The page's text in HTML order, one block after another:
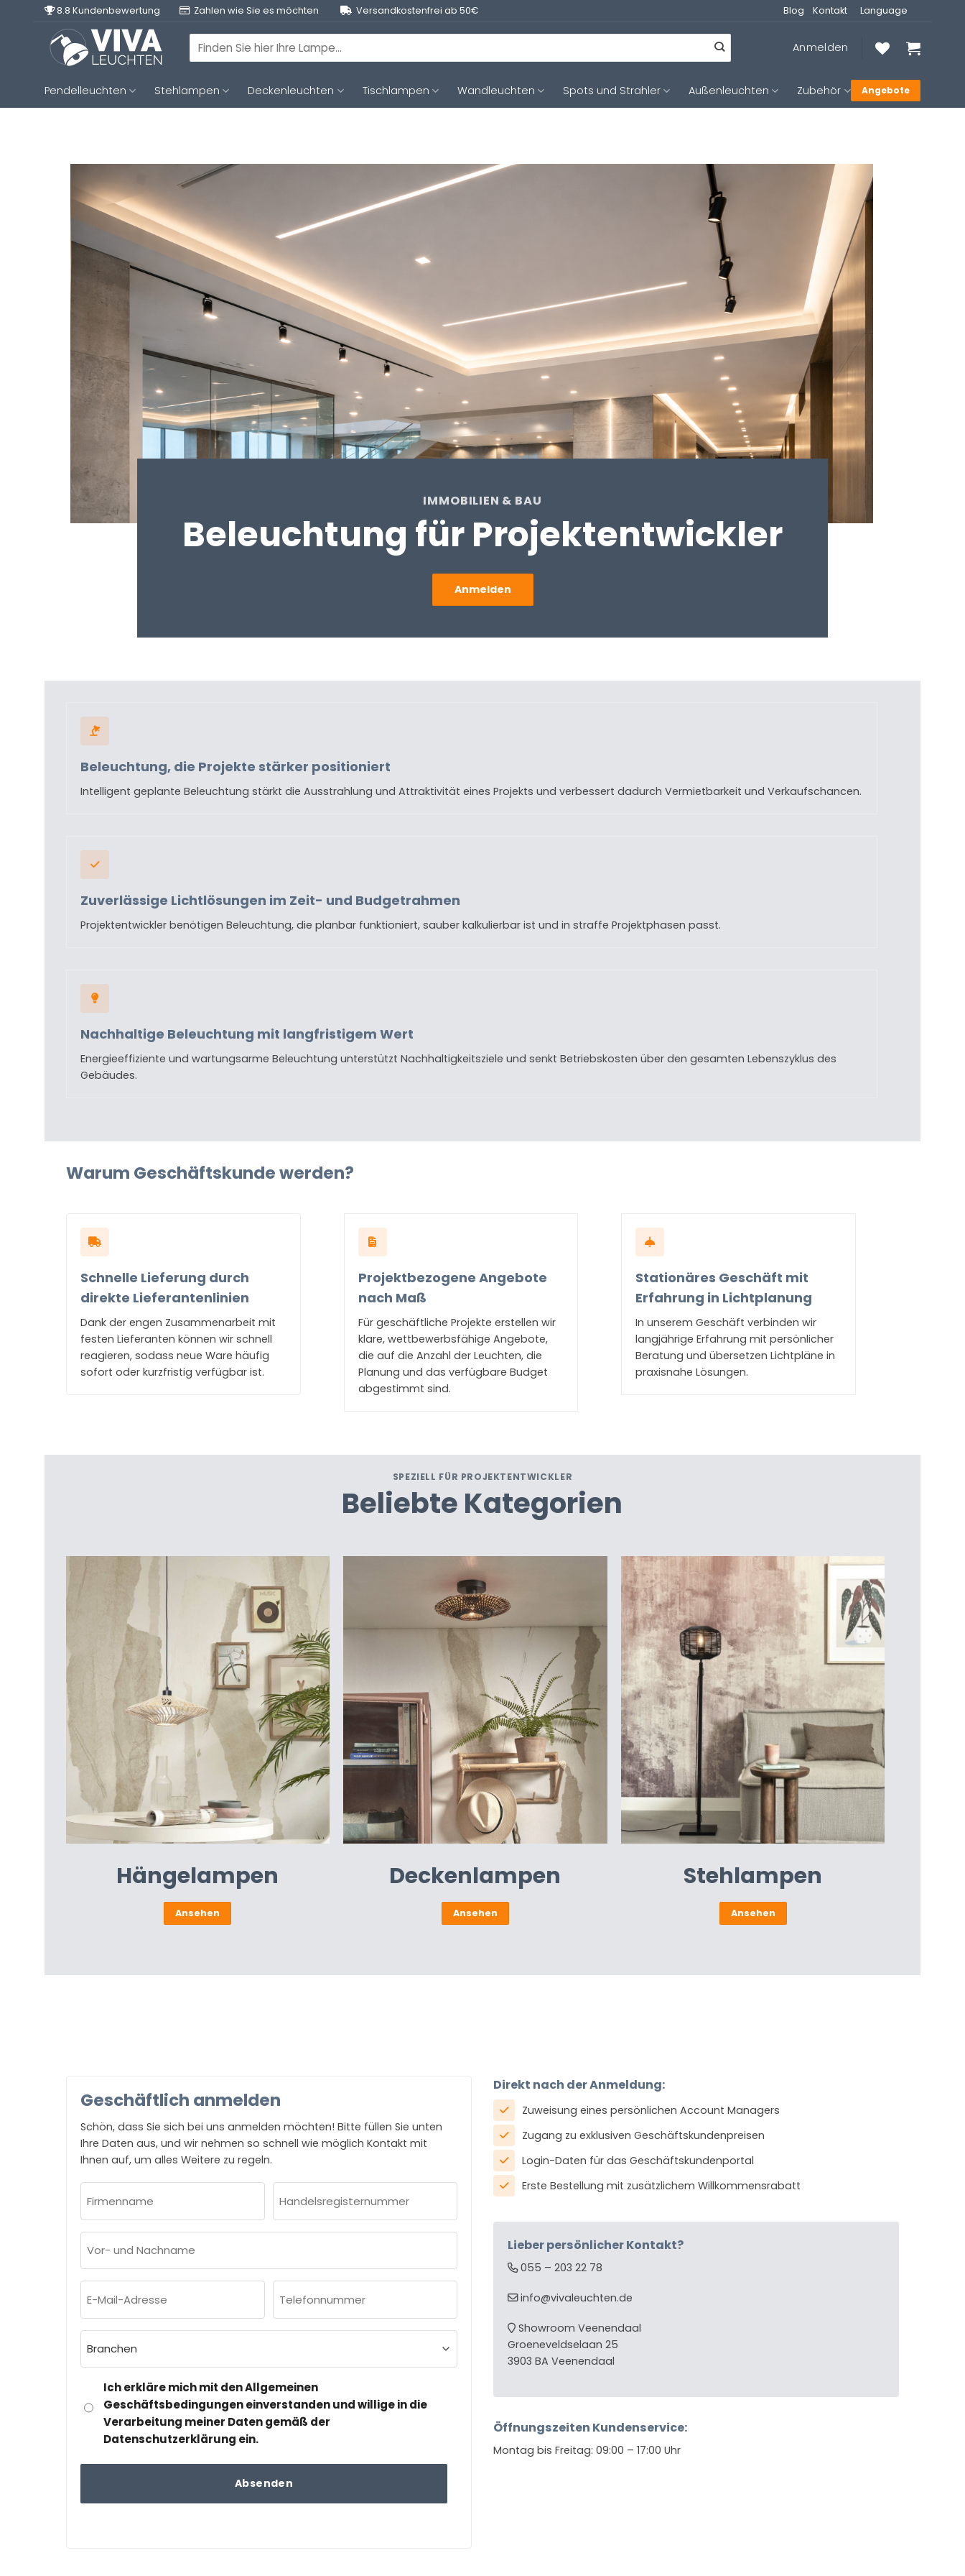
8.8 Kundenbewertung Zahlen wie Sie es möchten Versandkostenfrei ab 50€ Blog Kontakt Language
Suchen
nach:
Anmelden
Pendelleuchten Stehlampen Deckenleuchten Tischlampen Wandleuchten Spots und Strahler Außenleuchten Zubehör Angebote
IMMOBILIEN & BAU
Beleuchtung für Projektentwickler
Anmelden
Beleuchtung, die Projekte stärker positioniert
Intelligent geplante Beleuchtung stärkt die Ausstrahlung und Attraktivität eines Projekts und verbessert dadurch Vermietbarkeit und Verkaufschancen.
Zuverlässige Lichtlösungen im Zeit- und Budgetrahmen
Projektentwickler benötigen Beleuchtung, die planbar funktioniert, sauber kalkulierbar ist und in straffe Projektphasen passt.
Nachhaltige Beleuchtung mit langfristigem Wert
Energieeffiziente und wartungsarme Beleuchtung unterstützt Nachhaltigkeitsziele und senkt Betriebskosten über den gesamten Lebenszyklus des
Gebäudes.
Warum Geschäftskunde werden?
Schnelle Lieferung durch
direkte Lieferantenlinien
Dank der engen Zusammenarbeit mit
festen Lieferanten können wir schnell
reagieren, sodass neue Ware häufig
sofort oder kurzfristig verfügbar ist.
Projektbezogene Angebote
nach Maß
Für geschäftliche Projekte erstellen wir
klare, wettbewerbsfähige Angebote,
die auf die Anzahl der Leuchten, die
Planung und das verfügbare Budget
abgestimmt sind.
Stationäres Geschäft mit
Erfahrung in Lichtplanung
In unserem Geschäft verbinden wir
langjährige Erfahrung mit persönlicher
Beratung und übersetzen Lichtpläne in
praxisnahe Lösungen.
SPEZIELL FÜR PROJEKTENTWICKLER
Beliebte Kategorien
Hängelampen
Ansehen
Deckenlampen
Ansehen
Stehlampen
Ansehen
Geschäftlich anmelden
Schön, dass Sie sich bei uns anmelden möchten! Bitte füllen Sie unten
Ihre Daten aus, und wir nehmen so schnell wie möglich Kontakt mit
Ihnen auf, um alles Weitere zu regeln.
(erforderlich) (erforderlich)
und
(erforderlich)
Mail-
(erforderlich)
(erforderlich)
(erforderlich)
DSGVO
&
DATENSCHUTZ
(ERFORDERLICH)
Ich erkläre mich mit den Allgemeinen
Geschäftsbedingungen einverstanden und willige in die
Verarbeitung meiner Daten gemäß der
Datenschutzerklärung ein.
Direkt nach der Anmeldung:
Zuweisung eines persönlichen Account Managers
Zugang zu exklusiven Geschäftskundenpreisen
Login-Daten für das Geschäftskundenportal
Erste Bestellung mit zusätzlichem Willkommensrabatt
Lieber persönlicher Kontakt?
055 – 203 22 78
info@vivaleuchten.de
Showroom Veenendaal
Groeneveldselaan 25
3903 BA Veenendaal
Öffnungszeiten Kundenservice:
Montag bis Freitag: 09:00 – 17:00 Uhr